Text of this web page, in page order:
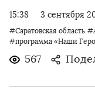
15:38 3 сентября
#Саратовская область
#программа «Наши
567